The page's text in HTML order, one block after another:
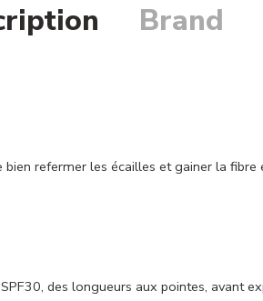
Brand
refermer les écailles et gainer la
des longueurs aux pointes, avant